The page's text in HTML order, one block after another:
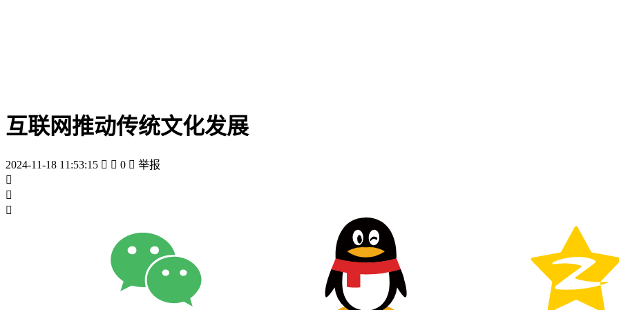
互联网推动传统文化发展
2024-11-18 11:53:15   0  举报


